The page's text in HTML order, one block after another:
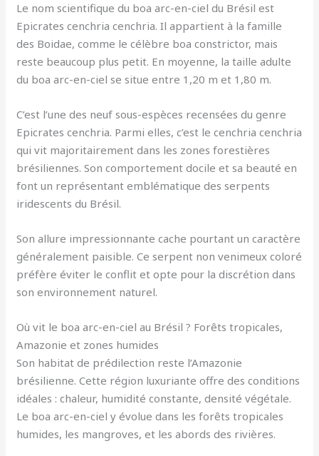
Le nom scientifique du boa arc-en-ciel du Brésil est
Epicrates cenchria cenchria. Il appartient à la famille
des Boidae, comme le célèbre boa constrictor, mais
reste beaucoup plus petit. En moyenne, la taille adulte
du boa arc-en-ciel se situe entre 1,20 m et 1,80 m.
C’est l’une des neuf sous-espèces recensées du genre
Epicrates cenchria. Parmi elles, c’est le cenchria cenchria
qui vit majoritairement dans les zones forestières
brésiliennes. Son comportement docile et sa beauté en
font un représentant emblématique des serpents
iridescents du Brésil.
Son allure impressionnante cache pourtant un caractère
généralement paisible. Ce serpent non venimeux coloré
préfère éviter le conflit et opte pour la discrétion dans
son environnement naturel.
Où vit le boa arc-en-ciel au Brésil ? Forêts tropicales,
Amazonie et zones humides
Son habitat de prédilection reste l’Amazonie
brésilienne. Cette région luxuriante offre des conditions
idéales : chaleur, humidité constante, densité végétale.
Le boa arc-en-ciel y évolue dans les forêts tropicales
humides, les mangroves, et les abords des rivières.